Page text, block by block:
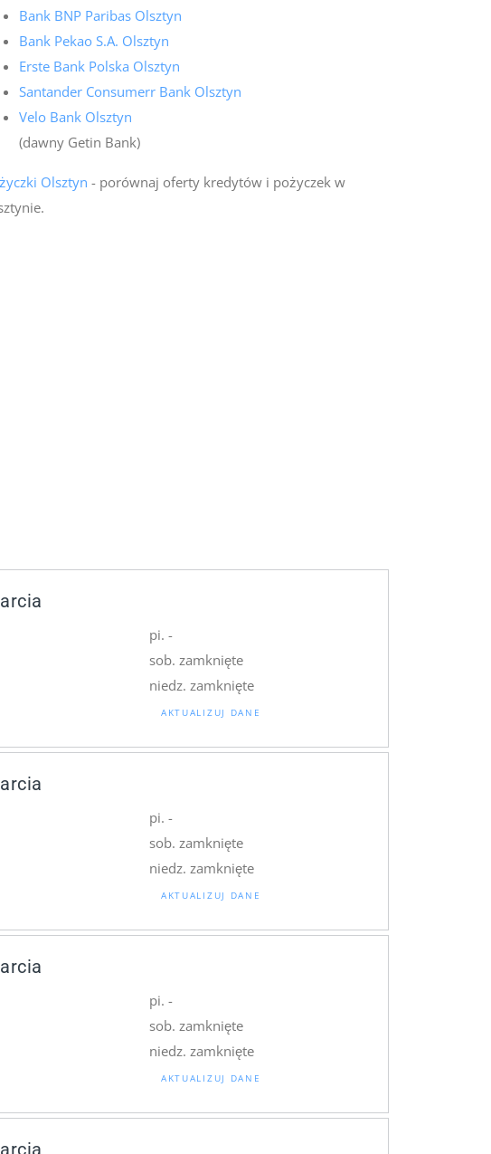
Bank BNP Paribas Olsztyn
Bank Pekao S.A. Olsztyn
Erste Bank Polska Olsztyn
Santander Consumerr Bank Olsztyn
Velo Bank Olsztyn
(dawny Getin Bank)
Olsztyn - porównaj oferty kredytów i pożyczek w
pi. -
sob. zamknięte
niedz. zamknięte
AKTUALIZUJ DANE
pi. -
sob. zamknięte
niedz. zamknięte
AKTUALIZUJ DANE
pi. -
sob. zamknięte
niedz. zamknięte
AKTUALIZUJ DANE